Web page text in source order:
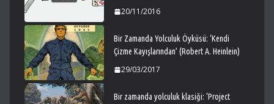
20/11/2016
Bir Zamanda Yolculuk Öyküsü: ‘Kendi
Çizme Kayışlarından’ (Robert A. Heinlein)
29/03/2017
Bir zamanda yolculuk klasiği: ‘Project